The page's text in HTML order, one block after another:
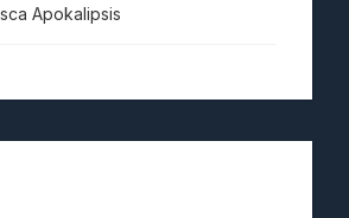
Apokalipsis